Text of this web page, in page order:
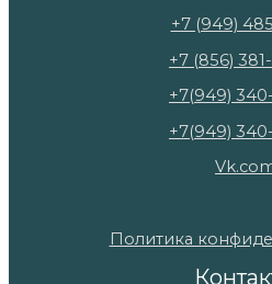
+7 (949)
+7 (856)
+7(949)
+7(949)
Политика